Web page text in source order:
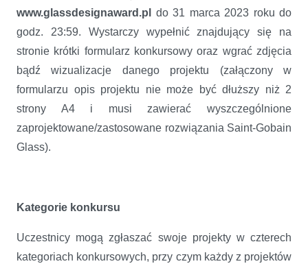
www.glassdesignaward.pl
do 31 marca 2023 roku do
godz. 23:59. Wystarczy wypełnić znajdujący się na
stronie krótki formularz konkursowy oraz wgrać zdjęcia
bądź wizualizacje danego projektu (załączony w
formularzu opis projektu nie może być dłuższy niż 2
strony A4 i musi zawierać wyszczególnione
zaprojektowane/zastosowane rozwiązania Saint-Gobain
Glass).
Kategorie konkursu
Uczestnicy mogą zgłaszać swoje projekty w czterech
kategoriach konkursowych, przy czym każdy z projektów